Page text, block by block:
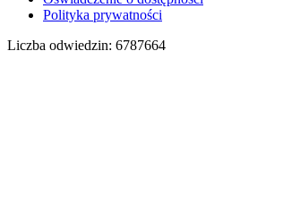
Polityka prywatności
Liczba odwiedzin: 6787664